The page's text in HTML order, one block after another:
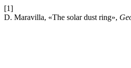
[1]
D. Maravilla, «The solar dust ring»,